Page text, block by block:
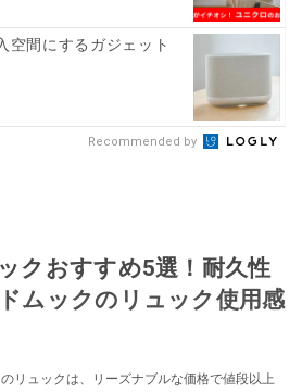
空間にするガジェット
Recommended by
クおすすめ5選！耐久性
ムックのリュック使用感
リュックは、リーズナブルな価格で値段以上